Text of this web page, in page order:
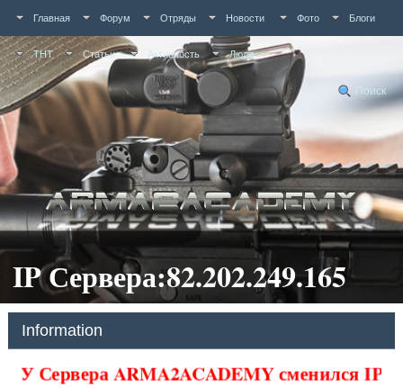
Главная Форум Отряды Новости Фото Блоги
ТНТ Статьи Активность Люди
Поиск
IP Сервера:82.202.249.165
Information
У Сервера ARMA2ACADEMY сменился IP